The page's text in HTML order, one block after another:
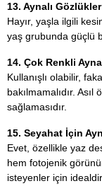
13. Aynalı
Hayır, yaşla ilgili
yaş grubunda güçlü
14. Çok Renkli
Kullanışlı olabilir,
bakılmamalıdır.
sağlamasıdır.
15. Seyahat İçin
Evet, özellikle yaz
hem fotojenik
isteyenler için